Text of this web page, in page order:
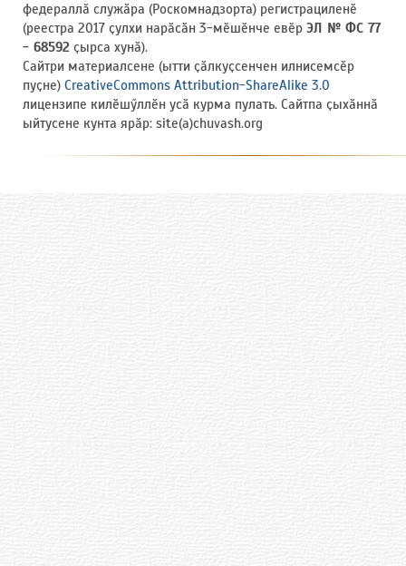
федераллӑ служӑра (Роскомнадзорта) регистрациленӗ
(реестра 2017 ҫулхи нарӑсӑн 3-мӗшӗнче евӗр ЭЛ № ФС 77
- 68592 ҫырса хунӑ).
Сайтри материалсене (ытти ҫӑлкуҫсенчен илнисемсӗр
пуҫне) CreativeCommons Attribution-ShareAlike 3.0
лицензипе килӗшӳллӗн усӑ курма пулать. Сайтпа ҫыхӑннӑ
ыйтусене кунта ярӑр: site(a)chuvash.org